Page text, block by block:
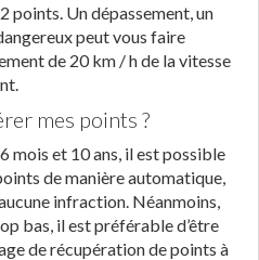
points. Un dépassement, un
peut vous faire
de 20 km / h de la vitesse
mes points ?
mois et 10 ans, il est possible
de manière automatique,
infraction. Néanmoins,
bas, il est préférable d’être
de récupération de points à